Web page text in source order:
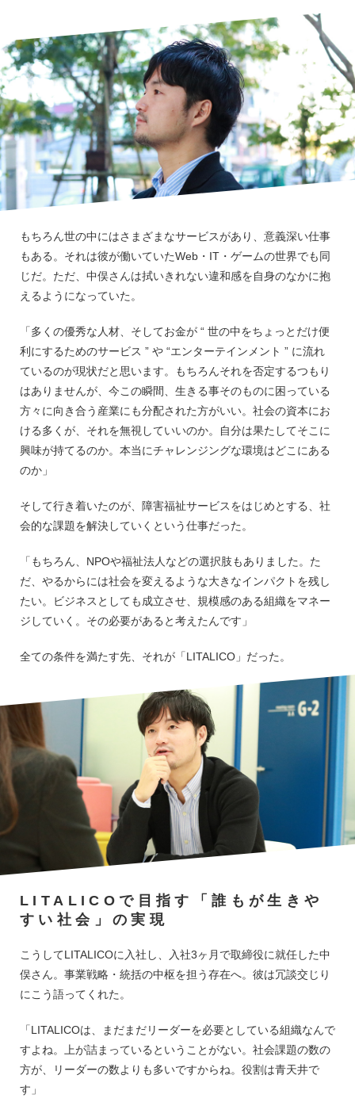
もちろん世の中にはさまざまなサービスがあり、意義深い仕事
もある。それは彼が働いていたWeb・IT・ゲームの世界でも同
じだ。ただ、中俣さんは拭いきれない違和感を自身のなかに抱
えるようになっていた。
「多くの優秀な人材、そしてお金が “ 世の中をちょっとだけ便
利にするためのサービス ” や “エンターテインメント ” に流れ
ているのが現状だと思います。もちろんそれを否定するつもり
はありませんが、今この瞬間、生きる事そのものに困っている
方々に向き合う産業にも分配された方がいい。社会の資本にお
ける多くが、それを無視していいのか。自分は果たしてそこに
興味が持てるのか。本当にチャレンジングな環境はどこにある
のか」
そして行き着いたのが、障害福祉サービスをはじめとする、社
会的な課題を解決していくという仕事だった。
「もちろん、NPOや福祉法人などの選択肢もありました。た
だ、やるからには社会を変えるような大きなインパクトを残し
たい。ビジネスとしても成立させ、規模感のある組織をマネー
ジしていく。その必要があると考えたんです」
全ての条件を満たす先、それが「LITALICO」だった。
LITALICOで目指す「誰もが生きや
すい社会」の実現
こうしてLITALICOに入社し、入社3ヶ月で取締役に就任した中
俣さん。事業戦略・統括の中枢を担う存在へ。彼は冗談交じり
にこう語ってくれた。
「LITALICOは、まだまだリーダーを必要としている組織なんで
すよね。上が詰まっているということがない。社会課題の数の
方が、リーダーの数よりも多いですからね。役割は青天井で
す」